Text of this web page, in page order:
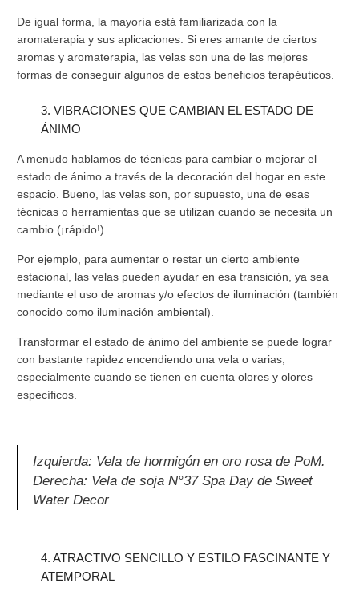
De igual forma, la mayoría está familiarizada con la
aromaterapia y sus aplicaciones. Si eres amante de ciertos
aromas y aromaterapia, las velas son una de las mejores
formas de conseguir algunos de estos beneficios terapéuticos.
3. VIBRACIONES QUE CAMBIAN EL ESTADO DE
ÁNIMO
A menudo hablamos de técnicas para cambiar o mejorar el
estado de ánimo a través de la decoración del hogar en este
espacio. Bueno, las velas son, por supuesto, una de esas
técnicas o herramientas que se utilizan cuando se necesita un
cambio (¡rápido!).
Por ejemplo, para aumentar o restar un cierto ambiente
estacional, las velas pueden ayudar en esa transición, ya sea
mediante el uso de aromas y/o efectos de iluminación (también
conocido como iluminación ambiental).
Transformar el estado de ánimo del ambiente se puede lograr
con bastante rapidez encendiendo una vela o varias,
especialmente cuando se tienen en cuenta olores y olores
específicos.
Izquierda: Vela de hormigón en oro rosa de PoM.
Derecha: Vela de soja N°37 Spa Day de Sweet
Water Decor
4. ATRACTIVO SENCILLO Y ESTILO FASCINANTE Y
ATEMPORAL